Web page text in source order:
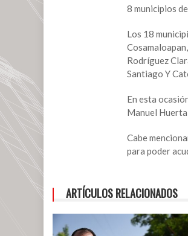
Veracruz.
8 municipios
Los 18
Rodríguez
Santiago Y
En esta
Manuel
Cabe
para poder
ARTÍCULOS RELACIONADOS